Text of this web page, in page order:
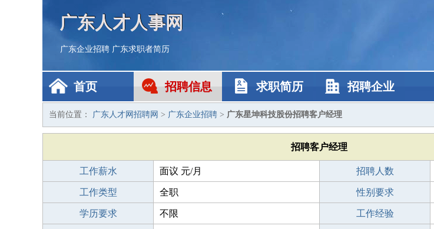
广东人才人事网
广东企业招聘 广东求职者简历
首页 招聘信息 求职简历 招聘企业
当前位置： 广东人才网招聘网 > 广东企业招聘 > 广东星坤科技股份招聘客户经理
招聘客户经理
工作薪水 面议 元/月 招聘人数
工作类型 全职 性别要求
学历要求 不限 工作经验